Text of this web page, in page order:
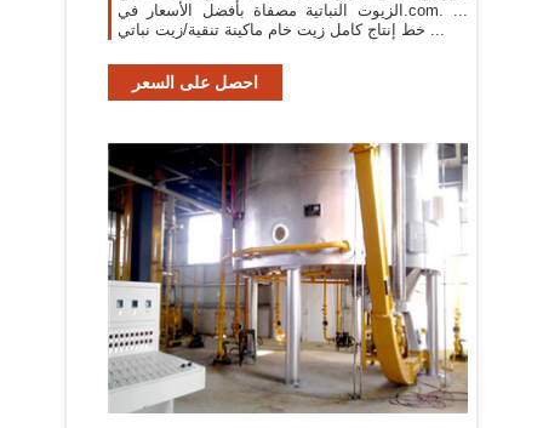
الزيوت النباتية مصفاة بأفضل الأسعار في.com. ...
خط إنتاج كامل زيت خام ماكينة تنقية/زيت نباتي ...
احصل على السعر